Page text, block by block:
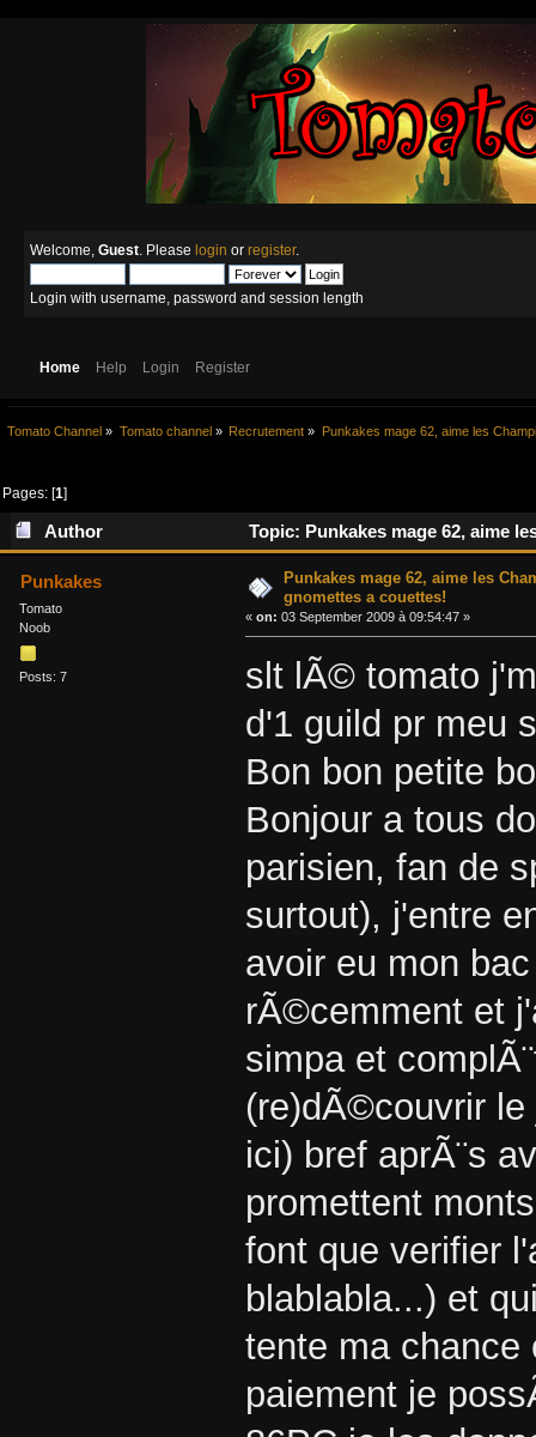
Welcome, Guest . Please login or register.
Login with username, password and session length
Home Help Login Register
Tomato Channel » Tomato channel» Recrutement » Punkakes mage 62, aime les
Pages: [1
Author Topic: Punkakes mage 62, aime
Punkakes
Tomato
Noob
Posts: 7
Punkakes mage 62, aime les
gnomettes a couettes!
« on: 03 September 2009 à 09:54:47 »
slt lÃ© tomato
d'1 guild pr meu
Bon bon petite
Bonjour a tous
parisien, fan de
surtout), j'entre
avoir eu mon
rÃ©cemment et
simpa et
(re)dÃ©couvrir
ici) bref aprÃ¨s
promettent
font que verifier
blablabla...) et
tente ma chance
paiement je